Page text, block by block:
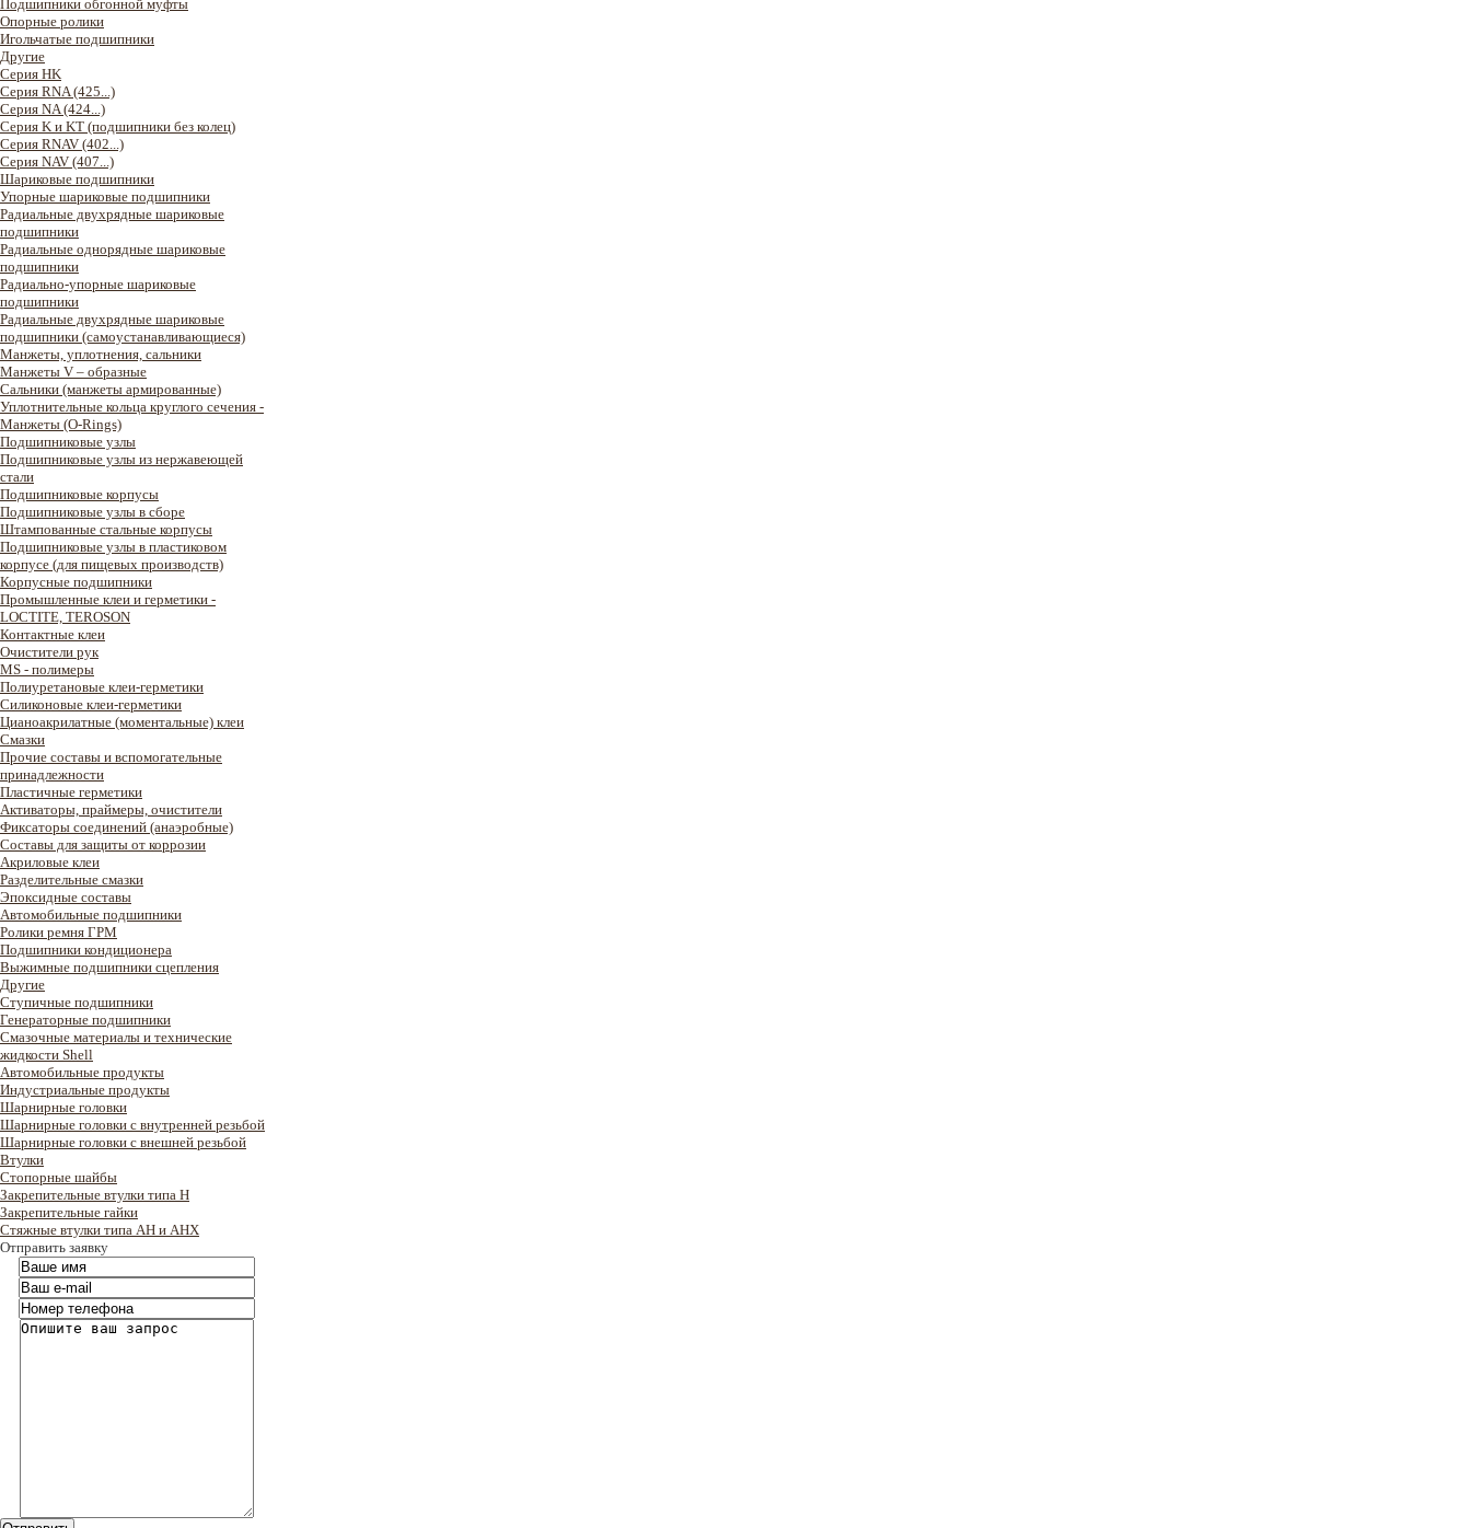
Подшипники обгонной муфты
Опорные ролики
Игольчатые подшипники
Другие
Серия HK
Серия RNA (425...)
Серия NA (424...)
Серия K и KT (подшипники без колец)
Серия RNAV (402...)
Серия NAV (407...)
Шариковые подшипники
Упорные шариковые подшипники
Радиальные двухрядные шариковые
подшипники
Радиальные однорядные шариковые
подшипники
Радиально-упорные шариковые
подшипники
Радиальные двухрядные шариковые
подшипники (самоустанавливающиеся)
Манжеты, уплотнения, сальники
Манжеты V – образные
Сальники (манжеты армированные)
Уплотнительные кольца круглого сечения -
Манжеты (O-Rings)
Подшипниковые узлы
Подшипниковые узлы из нержавеющей
стали
Подшипниковые корпусы
Подшипниковые узлы в сборе
Штампованные стальные корпусы
Подшипниковые узлы в пластиковом
корпусе (для пищевых производств)
Корпусные подшипники
Промышленные клеи и герметики -
LOCTITE, TEROSON
Контактные клеи
Очистители рук
MS - полимеры
Полиуретановые клеи-герметики
Силиконовые клеи-герметики
Цианоакрилатные (моментальные) клеи
Смазки
Прочие составы и вспомогательные
принадлежности
Пластичные герметики
Активаторы, праймеры, очистители
Фиксаторы соединений (анаэробные)
Составы для защиты от коррозии
Акриловые клеи
Разделительные смазки
Эпоксидные составы
Автомобильные подшипники
Ролики ремня ГРМ
Подшипники кондиционера
Выжимные подшипники сцепления
Другие
Ступичные подшипники
Генераторные подшипники
Смазочные материалы и технические
жидкости Shell
Автомобильные продукты
Индустриальные продукты
Шарнирные головки
Шарнирные головки с внутренней резьбой
Шарнирные головки с внешней резьбой
Втулки
Стопорные шайбы
Закрепительные втулки типа H
Закрепительные гайки
Стяжные втулки типа AH и AHX
Отправить заявку